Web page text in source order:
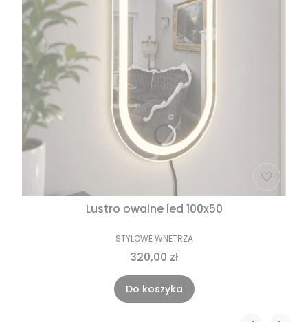
Lustro owalne led 100x50
STYLOWE WNETRZA
320,00 zł
Do koszyka